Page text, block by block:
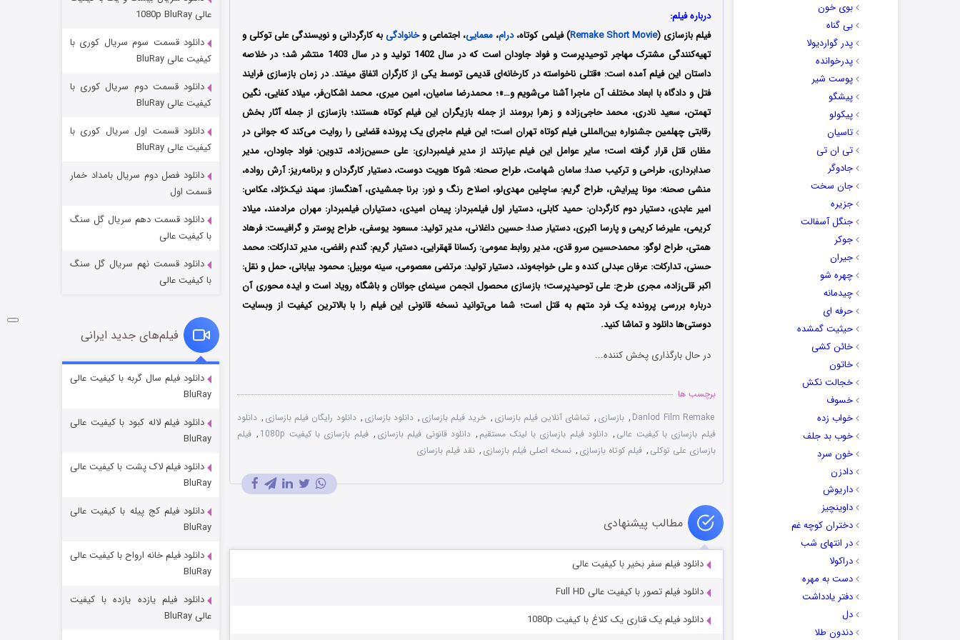
بوی خون
بی گناه
پدر گواردیولا
پدرخوانده
پوست شیر
پیشگو
پیکولو
تاسیان
تی ان تی
جادوگر
جان سخت
جزیره
جنگل آسفالت
جوکر
جیران
چهره شو
چیدمانه
حرفه ای
حیثیت گمشده
خائن کشی
خاتون
خجالت نکش
خسوف
خواب زده
خوب بد جلف
خون سرد
دادزن
داریوش
داوینچیز
دختران کوچه غم
در انتهای شب
دراکولا
دست به مهره
دفتر یادداشت
دل
دندون طلا
درباره فیلم:
فیلم بازسازی (Remake Short Movie) فیلمی کوتاه،درام، معمایی، اجتماعی وخانوادگیبه کارگردانی و نویسندگی علی توکلی و
تهیه‌کنندگی مشترک مهاجر توحیدپرست و فواد جاودان است که در سال 1402 تولید و در سال 1403 منتشر شد؛ در خلاصه
داستان این فیلم آمده است: «قتلی ناخواسته در کارخانه‌ای قدیمی توسط یکی از کارگران اتفاق میفتد. در زمان بازسازی فرایند
فتل و دادگاه با ابعاد مختلف آن ماجرا آشنا می‌شویم و…»؛ محمدرضا سامیان، امین میری، محمد اشکان‌فر، میلاد کفایی، نگین
تهمتن، سعید نادری، محمد حاجی‌زاده و زهرا برومند از جمله بازیگران این فیلم کوتاه هستند؛ بازسازی از جمله آثار بخش
رقابتی چهلمین جشنواره بین‌المللی فیلم کوتاه تهران است؛ این فیلم ماجرای یک پرونده قضایی را روایت می‌کند که جوانی در
مظان قتل قرار گرفته است؛ سایر عوامل این فیلم عبارتند از مدیر فیلمبرداری: علی حسین‌زاده، تدوین: فواد جاودان، مدیر
صدابرداری، طراحی و ترکیب صدا: سامان شهامت، طراح صحنه: شوکا هویت دوست، دستیار کارگردان و برنامه‌ریز: آرش رواده،
منشی صحنه: مونا پیرایش، طراح گریم: ساچلین مهدی‌لو، اصلاح رنگ و نور: برنا جمشیدی، آهنگساز: سهند نیک‌نژاد، عکاس:
امیر عابدی، دستیار دوم کارگردان: حمید کابلی، دستیار اول فیلمبردار: پیمان امیدی، دستیاران فیلمبردار: مهران مرادمند، میلاد
کریمی، علیرضا کریمی و پارسا اکبری، دستیار صدا: حسین داغلانی، مدیر تولید: مسعود یوسفی، طراح پوستر و گرافیست: فرهاد
همتی، طراح لوگو: محمدحسین سرو قدی، مدیر روابط عمومی: رکسانا قهقرایی، دستیار گریم: گندم رافضی، مدیر تدارکات: محمد
حسنی، تدارکات: عرفان عبدلی کنده و علی خواجه‌وند، دستیار تولید: مرتضی معصومی، سینه موبیل: محمود بیابانی، حمل و نقل:
اکبر قلی‌زاده، مجری طرح: علی توحیدپرست؛ بازسازی محصول انجمن سینمای جوانان و باشگاه رویاد است و ایده محوری آن
درباره بررسی پرونده یک فرد متهم به قتل است؛ شما می‌توانید نسخه قانونی این فیلم را با بالاترین کیفیت از وبسایت
دوستی‌ها دانلود و تماشا کنید.
در حال بارگذاری پخش کننده...
برچسب ها
Danlod Film Remake
, بازسازی , تماشای آنلاین فیلم بازسازی , خرید فیلم بازسازی , دانلود بازسازی , دانلود رایگان فیلم بازسازی , دانلود
فیلم بازسازی با کیفیت عالی , دانلود فیلم بازسازی با لینک مستقیم , دانلود قانونی فیلم بازسازی , فیلم بازسازی با کیفیت 1080p , فیلم
بازسازی علی توکلی , فیلم کوتاه بازسازی , نسخه اصلی فیلم بازسازی , نقد فیلم بازسازی
مطالب پیشنهادی
دانلود فیلم سفر بخیر با کیفیت عالی
دانلود فیلم تصور با کیفیت عالی Full HD
دانلود فیلم یک قناری یک کلاغ با کیفیت 1080p
مردگان متحرک: شهر مرده ۳
شکست استوارت در نجات جهان
قسمت ۷ (زیرنویس) منتشر شد
شوگر فصل ۲
قسمت
خاندان اژدها فصل ۳
عالی 1080p BluRay
دانلود قسمت سوم سریال کوری با
کیفیت عالی BluRay
دانلود قسمت دوم سریال کوری با
کیفیت عالی BluRay
دانلود قسمت اول سریال کوری با
کیفیت عالی BluRay
دانلود فصل دوم سریال بامداد خمار
قسمت اول
دانلود قسمت دهم سریال گل سنگ
با کیفیت عالی
دانلود قسمت نهم سریال گل سنگ
با کیفیت عالی
فیلم‌های جدید ایرانی
دانلود فیلم سال گربه با کیفیت عالی
BluRay
دانلود فیلم لاله کبود با کیفیت عالی
BluRay
دانلود فیلم لاک پشت با کیفیت عالی
BluRay
دانلود فیلم کج‌ پیله با کیفیت عالی
BluRay
دانلود فیلم خانه ارواح با کیفیت عالی
BluRay
دانلود فیلم یازده یازده با کیفیت
عالی BluRay